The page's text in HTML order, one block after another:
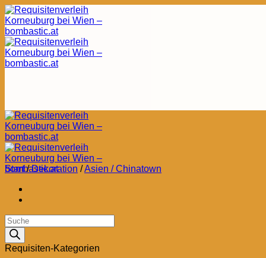
Zum
Inhalt
springen
Start / Dekoration /Asien / Chinatown
Products
search
Requisiten-Kategorien